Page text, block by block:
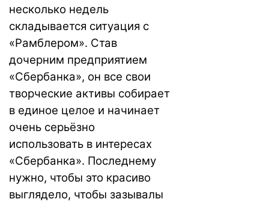
несколько недель
складывается ситуация с
«Рамблером». Став
дочерним предприятием
«Сбербанка», он все свои
творческие активы собирает
в единое целое и начинает
очень серьёзно
использовать в интересах
«Сбербанка». Последнему
нужно, чтобы это красиво
выглядело, чтобы зазывалы